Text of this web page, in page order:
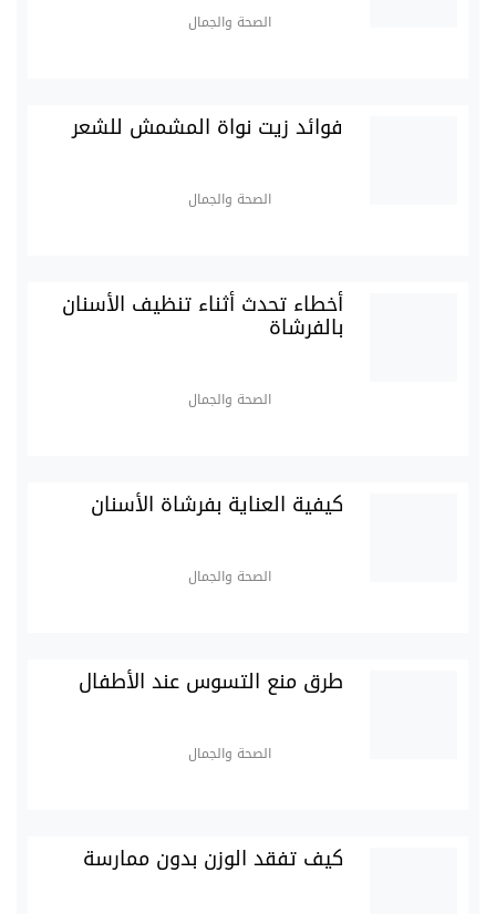
الصحة والجمال
فوائد زيت نواة المشمش للشعر
الصحة والجمال
أخطاء تحدث أثناء تنظيف الأسنان
بالفرشاة
الصحة والجمال
كيفية العناية بفرشاة الأسنان
الصحة والجمال
طرق منع التسوس عند الأطفال
الصحة والجمال
كيف تفقد الوزن بدون ممارسة